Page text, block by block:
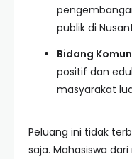
publik di
Bidang
positif dan
masyarakat
Peluang ini tidak
saja. Mahasiswa